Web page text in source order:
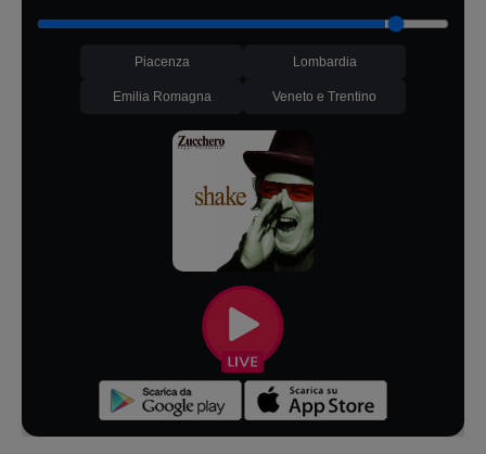
Piacenza Lombardia
Emilia Romagna Veneto e Trentino